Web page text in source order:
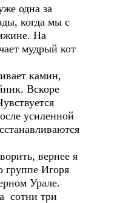
одна за
когда мы с
На
мудрый кот
камин,
Вскоре
усиленной
вернее я
группе Игоря
Урале.
сотни три